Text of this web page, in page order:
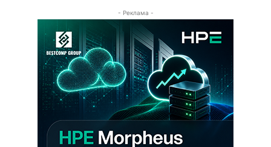
- Реклама -